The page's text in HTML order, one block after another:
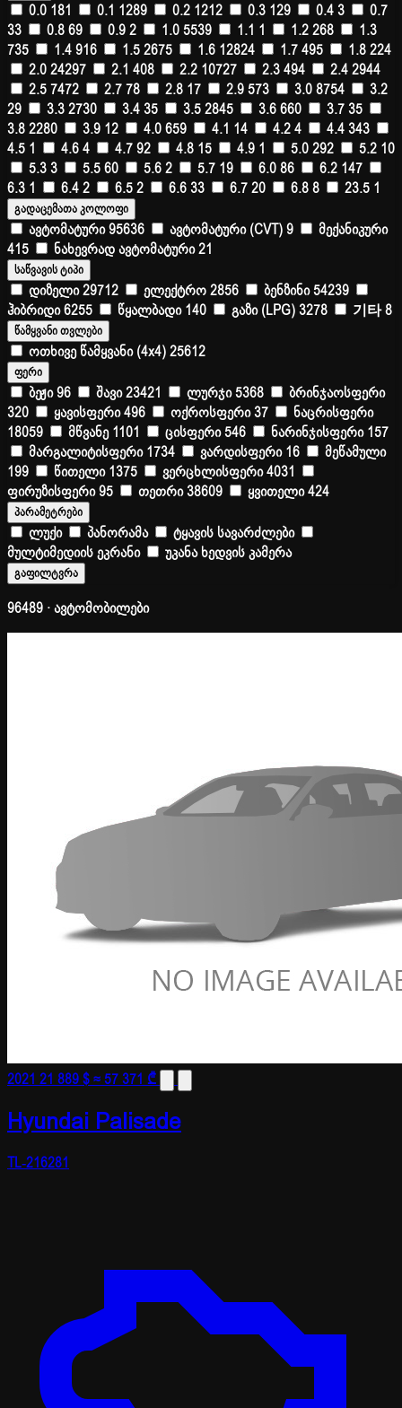
0.0 181 0.1 1289 0.2 1212 0.3 129 0.43
0.7
33
0.869 0.92 1.05539 1.1 1 1.2268
1.3
735
1.4916 1.52675 1.6 12824 1.7495 1.8224
2.024297 2.1 408 2.2 10727 2.3494 2.42944
2.57472 2.778 2.8 17 2.9573 3.08754
3.2
29
3.32730 3.435 3.52845 3.6660 3.735
3.82280 3.9 12 4.0659 4.1 14 4.24 4.4343
4.5 1 4.64 4.792 4.8 15 4.9 1 5.0292 5.2 10
5.33 5.560 5.62 5.7 19 6.086 6.2 147
6.3 1 6.42 6.52 6.633 6.720 6.88 23.5 1
გადაცემათა კოლოფი
ავტომატური95636 ავტომატური (CVT)9
მექანიკური
415
ნახევრად ავტომატური21
საწვავის ტიპი
დიზელი29712 ელექტრო2856 ბენზინი54239
ჰიბრიდი6255 წყალბადი 140 გაზი (LPG)3278 기타8
წამყვანი თვლები
ოთხივე წამყვანი (4x4)25612
ფერი
ბეჟი96 შავი23421 ლურჯი5368
ბრინჯაოსფერი
320
ყავისფერი496 ოქროსფერი37
ნაცრისფერი
18059
მწვანე 1101 ცისფერი546 ნარინჯისფერი 157
მარგალიტისფერი 1734 ვარდისფერი 16
მეწამული
199
წითელი 1375 ვერცხლისფერი4031
ფირუზისფერი95 თეთრი38609 ყვითელი424
პარამეტრები
ლუქი პანორამა
ტყავის სავარძლები
მულტიმედიის ეკრანი
უკანა ხედვის კამერა
გაფილტვრა
96489 · ავტომობილები
2021 21 889 $≈ 57 371 ₾
Hyundai Palisade
TL-216281